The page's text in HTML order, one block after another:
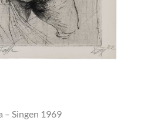
– Singen 1969